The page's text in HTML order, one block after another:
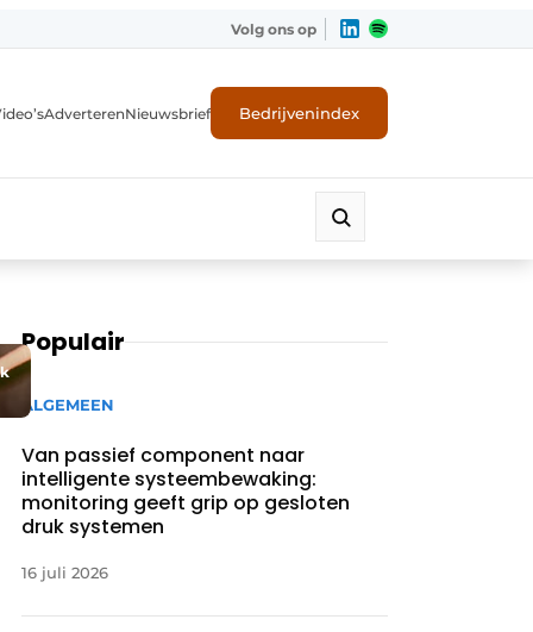
Volg ons op
AdverterenNieuwsbrief Bedrijvenindex
Populair
ALGEMEEN
Van passief component naar
intelligente systeembewaking:
monitoring geeft grip op gesloten
druk systemen
16 juli 2026